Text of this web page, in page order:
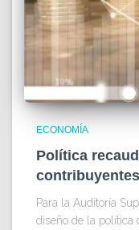
ECONOMÍA
Política
Para la Auditoría
diseño de la política